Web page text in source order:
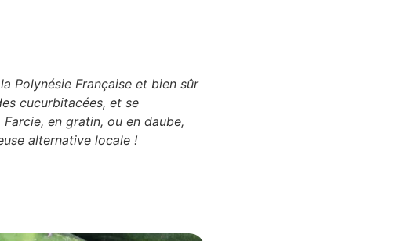
Polynésie Française et bien sûr
cucurbitacées, et se
en gratin, ou en daube,
alternative locale !